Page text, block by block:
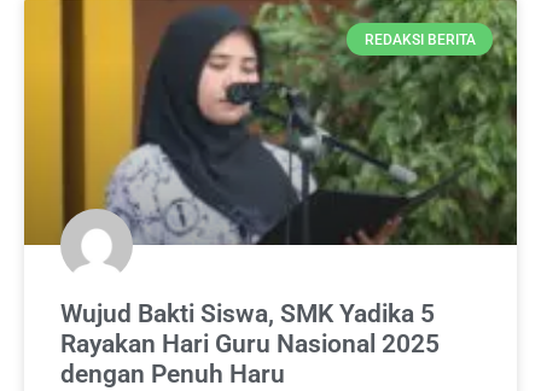
REDAKSI BERITA
Wujud Bakti Siswa, SMK Yadika 5
Rayakan Hari Guru Nasional 2025
dengan Penuh Haru